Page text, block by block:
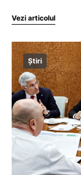
Vezi articolul
Știri